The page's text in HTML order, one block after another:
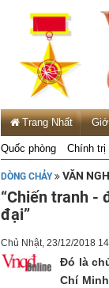
Trang Nhất
Quốc phòng Chính trị
DÒNG CHẢY VĂN
“Chiến tranh -
đại”
Chủ Nhật, 23/12/2018
Đó là
Chí